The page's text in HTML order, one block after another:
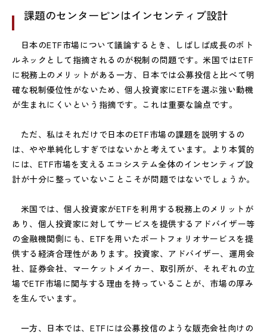
課題のセンターピンはインセンティブ設計
日本のETF市場について議論するとき、しばしば成長のボト
ルネックとして指摘されるのが税制の問題です。米国ではETF
に税務上のメリットがある一方、日本では公募投信と比べて明
確な税制優位性がないため、個人投資家にETFを選ぶ強い動機
が生まれにくいという指摘です。これは重要な論点です。
ただ、私はそれだけで日本のETF市場の課題を説明するの
は、やや単純化しすぎではないかと考えています。より本質的
には、ETF市場を支えるエコシステム全体のインセンティブ設
計が十分に整っていないことこそが問題ではないでしょうか。
米国では、個人投資家がETFを利用する税務上のメリットが
あり、個人投資家に対してサービスを提供するアドバイザー等
の金融機関側にも、ETFを用いたポートフォリオサービスを提
供する経済合理性があります。投資家、アドバイザー、運用会
社、証券会社、マーケットメイカー、取引所が、それぞれの立
場でETF市場に関与する理由を持っていることが、市場の厚み
を生んでいます。
一方、日本では、ETFには公募投信のような販売会社向けの